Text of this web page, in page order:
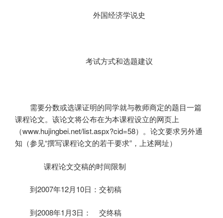
外国经济学说史
考试方式和选题建议
需要分数或选课证明的同学就与教师商定的题目一篇
课程论文。该论文将公布在为本课程设立的网页上
（www.hujingbei.net/list.aspx?cid=58）。论文要求另外通
知（参见“撰写课程论文的若干要求”，上述网址）
课程论文交稿的时间限制
到2007年12月10日 ：交初稿
到2008年1 月3日 ： 交终稿